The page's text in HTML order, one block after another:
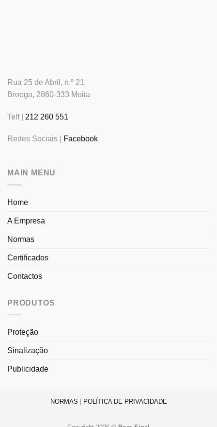
Rua 25 de Abril, n.º 21
Broega, 2860-333 Moita
Telf | 212 260 551
Redes Sociais | Facebook
MAIN MENU
Home
A Empresa
Normas
Certificados
Contactos
PRODUTOS
Proteção
Sinalização
Publicidade
NORMAS POLÍTICA DE PRIVACIDADE